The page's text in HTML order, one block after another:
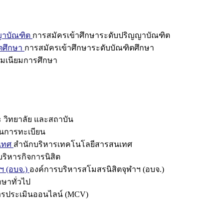
าบัณฑิต การสมัครเข้าศึกษาระดับปริญญาบัณฑิต
ศึกษา การสมัครเข้าศึกษาระดับบัณฑิตศึกษา
เนียมการศึกษา
วิทยาลัย และสถาบัน
การทะเบียน
ทศ สำนักบริหารเทคโนโลยีสารสนเทศ
ริหารกิจการนิสิต
(อบจ.) องค์การบริหารสโมสรนิสิตจุฬาฯ (อบจ.)
าทั่วไป
ประเมินออนไลน์ (MCV)